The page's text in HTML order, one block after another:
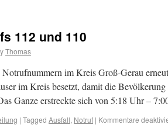
112 und 110
Thomas
im Kreis Groß-Gerau
im Kreis besetzt, damit die
Ganze erstreckte sich von 5:18 Uhr –
| Tagged Ausfall, Notruf | Kommentare